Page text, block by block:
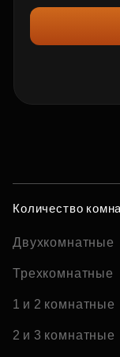
Количество
Двухкомнатные
Трехкомнатные
1 и 2 комнатные
2 и 3 комнатные